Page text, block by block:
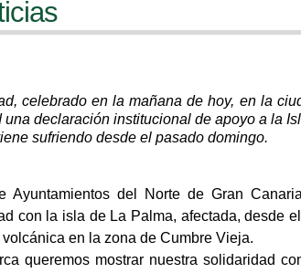
celebrado en la mañana de hoy, en la
declaración institucional de apoyo a la
sufriendo desde el pasado domingo.
Ayuntamientos del Norte de Gran
con la isla de La Palma, afectada, desde
en la zona de Cumbre Vieja.
queremos mostrar nuestra solidaridad